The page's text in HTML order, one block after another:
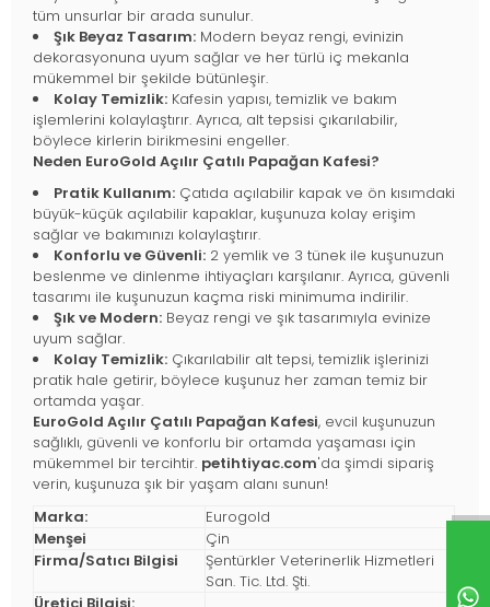
tüm unsurlar bir arada sunulur.
Şık Beyaz Tasarım: Modern beyaz rengi, evinizin
dekorasyonuna uyum sağlar ve her türlü iç mekanla
mükemmel bir şekilde bütünleşir.
Kolay Temizlik: Kafesin yapısı, temizlik ve bakım
işlemlerini kolaylaştırır. Ayrıca, alt tepsisi çıkarılabilir,
böylece kirlerin birikmesini engeller.
Neden EuroGold Açılır Çatılı Papağan Kafesi?
Pratik Kullanım: Çatıda açılabilir kapak ve ön kısımdaki
büyük-küçük açılabilir kapaklar, kuşunuza kolay erişim
sağlar ve bakımınızı kolaylaştırır.
Konforlu ve Güvenli: 2 yemlik ve 3 tünek ile kuşunuzun
beslenme ve dinlenme ihtiyaçları karşılanır. Ayrıca, güvenli
tasarımı ile kuşunuzun kaçma riski minimuma indirilir.
Şık ve Modern: Beyaz rengi ve şık tasarımıyla evinize
uyum sağlar.
Kolay Temizlik: Çıkarılabilir alt tepsi, temizlik işlerinizi
pratik hale getirir, böylece kuşunuz her zaman temiz bir
ortamda yaşar.
EuroGold Açılır Çatılı Papağan Kafesi, evcil kuşunuzun
sağlıklı, güvenli ve konforlu bir ortamda yaşaması için
mükemmel bir tercihtir. petihtiyac.com'da şimdi sipariş
verin, kuşunuza şık bir yaşam alanı sunun!
Marka:
Eurogold
Menşei
Çin
Firma/Satıcı Bilgisi
Şentürkler Veterinerlik Hizmetleri
San. Tic. Ltd. Şti.